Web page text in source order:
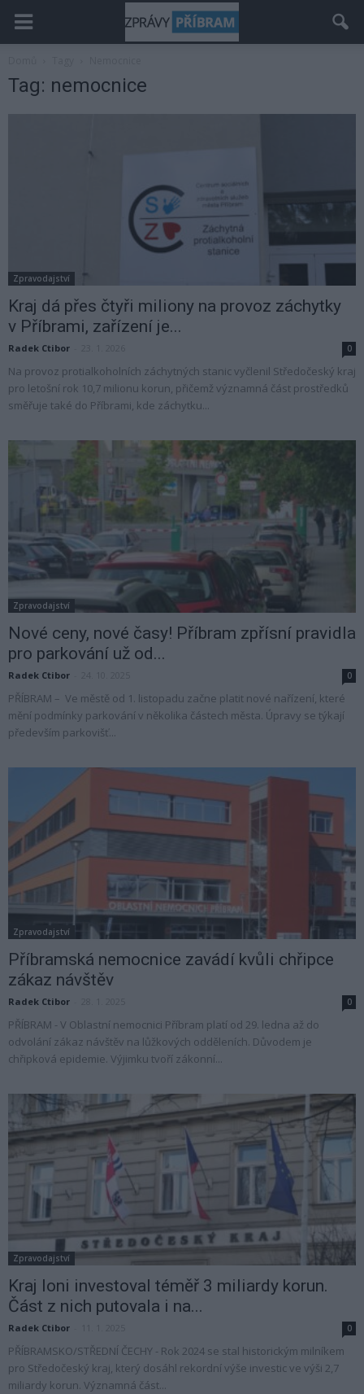
Tag: nemocnice
Zpravodajství
Kraj dá přes čtyři miliony na provoz záchytky
v Příbrami, zařízení je...
Radek Ctibor 0
Na provoz protialkoholních záchytných stanic vyčlenil Středočeský kraj
pro letošní rok 10,7 milionu korun, přičemž významná část prostředků
směřuje také do Příbrami, kde záchytku...
Zpravodajství
Nové ceny, nové časy! Příbram zpřísní pravidla
pro parkování už od...
Radek Ctibor 0
PŘÍBRAM – Ve městě od 1. listopadu začne platit nové nařízení, které
mění podmínky parkování v několika částech města. Úpravy se týkají
především parkovišť...
Zpravodajství
Příbramská nemocnice zavádí kvůli chřipce
zákaz návštěv
Radek Ctibor 0
PŘÍBRAM - V Oblastní nemocnici Příbram platí od 29. ledna až do
odvolání zákaz návštěv na lůžkových odděleních. Důvodem je
chřipková epidemie. Výjimku tvoří zákonní...
Zpravodajství
Kraj loni investoval téměř 3 miliardy korun.
Část z nich putovala i na...
Radek Ctibor 0
PŘÍBRAMSKO/STŘEDNÍ ČECHY - Rok 2024 se stal historickým milníkem
pro Středočeský kraj, který dosáhl rekordní výše investic ve výši 2,7
miliardy korun. Významná část...